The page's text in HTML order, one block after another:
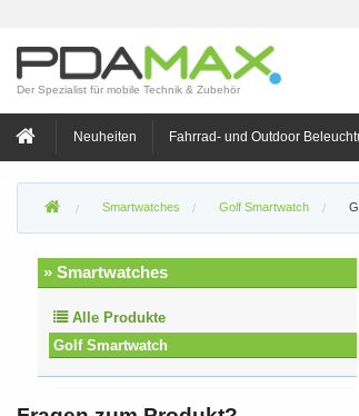
Der Spezialist für mobile Technik & Zubehör
Neuheiten Fahrrad- und Outdoor
Smartwatches Golf Smartwatch
» Smartwatches
Alle Produkte
Golf Smartwatch